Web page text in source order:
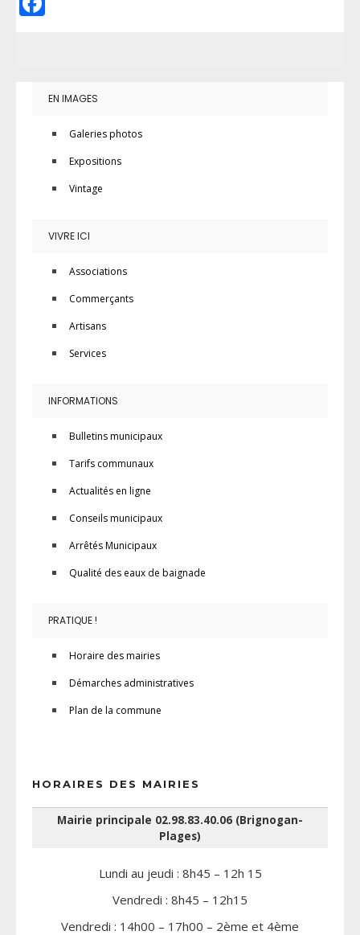
EN IMAGES
Galeries photos
Expositions
Vintage
VIVRE ICI
Associations
Commerçants
Artisans
Services
INFORMATIONS
Bulletins municipaux
Tarifs communaux
Actualités en ligne
Conseils municipaux
Arrêtés Municipaux
Qualité des eaux de baignade
PRATIQUE !
Horaire des mairies
Démarches administratives
Plan de la commune
HORAIRES DES MAIRIES
Mairie principale 02.98.83.40.06 (Brignogan-
Plages)
Lundi au jeudi : 8h45 – 12h 15
Vendredi : 8h45 – 12h15
Vendredi : 14h00 – 17h00 – 2ème et 4ème